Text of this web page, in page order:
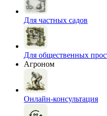
Для частных садов
Для общественных
Агроном
Онлайн-консультация